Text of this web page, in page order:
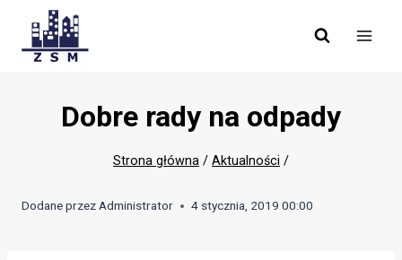
content
Dobre rady na odpady
Strona główna / Aktualności /
Dodane przezAdministrator 4 stycznia, 2019 00:00